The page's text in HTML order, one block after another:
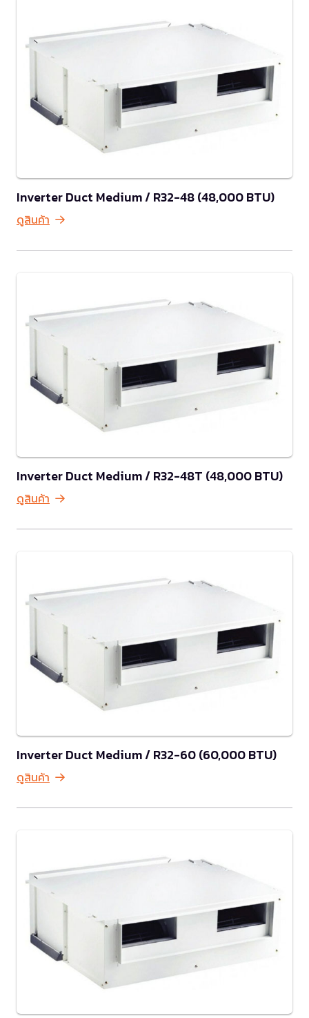
Inverter Duct Medium / R32-48 (48,000 BTU)
ดูสินค้า
Inverter Duct Medium / R32-48T (48,000 BTU)
ดูสินค้า
Inverter Duct Medium / R32-60 (60,000 BTU)
ดูสินค้า